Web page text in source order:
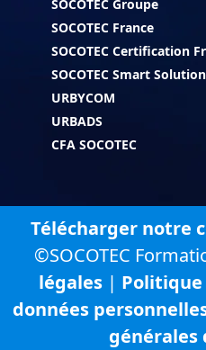
SOCOTEC Groupe
SOCOTEC France
SOCOTEC Certification
SOCOTEC Smart
URBYCOM
URBADS
CFA SOCOTEC
Télécharger notre
©SOCOTEC
légales |
données personnelles
générales